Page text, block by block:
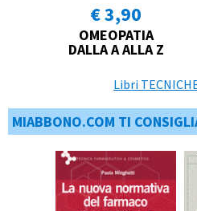
€ 3,90
OMEOPATIA
DALLA A ALLA Z
Libri
MIABBONO.COM TI